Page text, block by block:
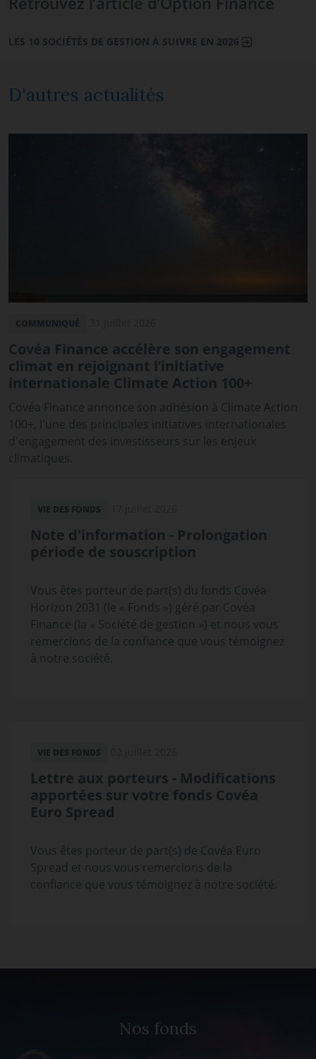
LES 10 SOCIÉTÉS DE GESTION À SUIVRE EN 2026
D'autres actualités
Covéa Finance accélère son engagement
climat en rejoignant l’initiative
internationale Climate Action 100+
Covéa Finance annonce son adhésion à Climate Action
100+, l'une des principales initiatives internationales
d'engagement des investisseurs sur les enjeux
climatiques.
VIE DES FONDS
Note d'information - Prolongation
période de souscription
Vous êtes porteur de part(s) du fonds Covéa
Horizon 2031 (le « Fonds ») géré par Covéa
Finance (la « Société de gestion ») et nous vous
remercions de la confiance que vous témoignez
à notre société.
VIE DES FONDS
Lettre aux porteurs - Modifications
apportées sur votre fonds Covéa
Euro Spread
Vous êtes porteur de part(s) de Covéa Euro
Spread et nous vous remercions de la
confiance que vous témoignez à notre société.
Nos fonds